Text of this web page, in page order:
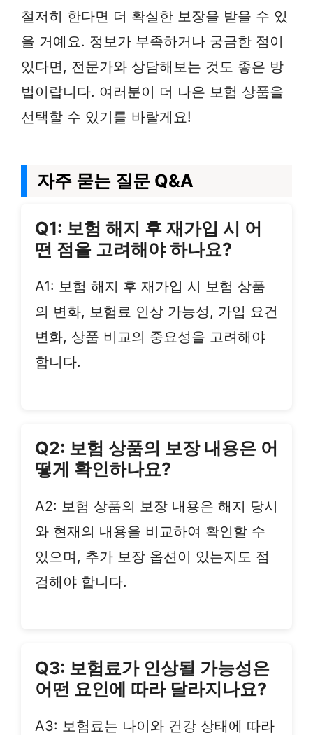
철저히 한다면 더 확실한 보장을 받을 수 있
을 거예요. 정보가 부족하거나 궁금한 점이
있다면, 전문가와 상담해보는 것도 좋은 방
법이랍니다. 여러분이 더 나은 보험 상품을
선택할 수 있기를 바랄게요!
자주 묻는 질문 Q&A
Q1: 보험 해지 후 재가입 시 어
떤 점을 고려해야 하나요?
A1: 보험 해지 후 재가입 시 보험 상품
의 변화, 보험료 인상 가능성, 가입 요건
변화, 상품 비교의 중요성을 고려해야
합니다.
Q2: 보험 상품의 보장 내용은 어
떻게 확인하나요?
A2: 보험 상품의 보장 내용은 해지 당시
와 현재의 내용을 비교하여 확인할 수
있으며, 추가 보장 옵션이 있는지도 점
검해야 합니다.
Q3: 보험료가 인상될 가능성은
어떤 요인에 따라 달라지나요?
A3: 보험료는 나이와 건강 상태에 따라